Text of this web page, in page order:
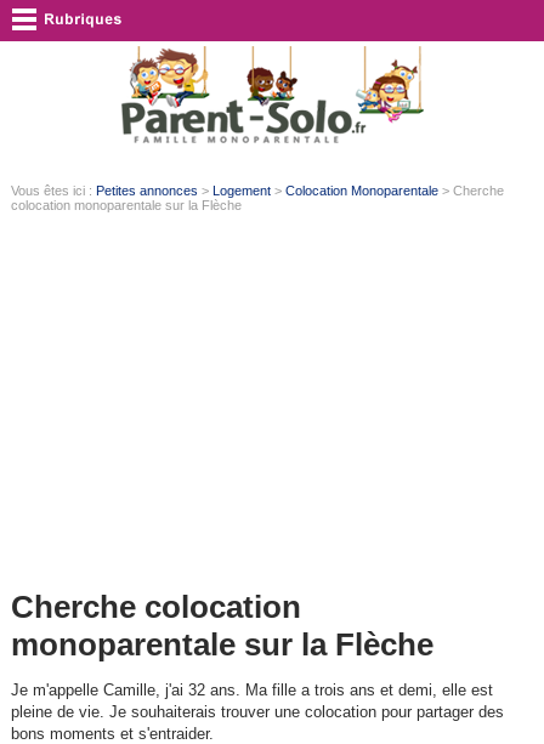
Vous êtes ici : Petites annonces > Logement> Colocation Monoparentale> Cherche
colocation monoparentale sur la Flèche
Cherche colocation
monoparentale sur la Flèche
Je m'appelle Camille, j'ai 32 ans. Ma fille a trois ans et demi, elle est
pleine de vie. Je souhaiterais trouver une colocation pour partager des
bons moments et s'entraider.